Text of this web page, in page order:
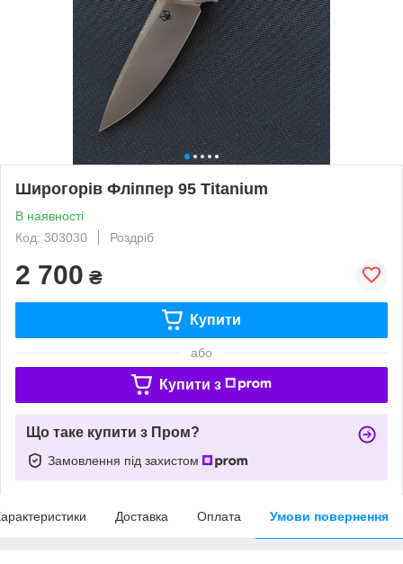
Широгорів Фліппер 95 Titanium
В наявності
Код: 303030
Роздріб
2 700 ₴
Купити
або
Купити з
Що таке купити з Пром?
Замовлення під захистом
Доставка Оплата Умови повернення